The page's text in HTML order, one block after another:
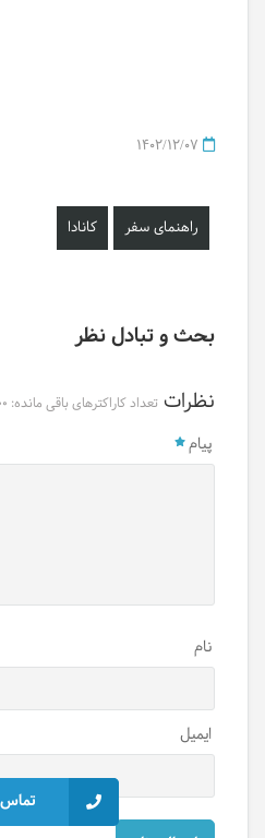
تماس
راهنمای سفر کانادا
بحث و تبادل نظر
نظرات تعداد کاراکترهای باقی مانده:
پیام
نام
ایمیل